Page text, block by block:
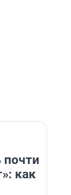
почти
как